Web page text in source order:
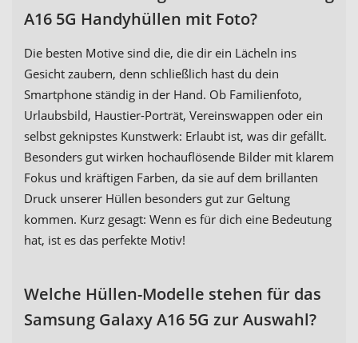
A16 5G Handyhüllen mit Foto?
Die besten Motive sind die, die dir ein Lächeln ins
Gesicht zaubern, denn schließlich hast du dein
Smartphone ständig in der Hand. Ob Familienfoto,
Urlaubsbild, Haustier-Porträt, Vereinswappen oder ein
selbst geknipstes Kunstwerk: Erlaubt ist, was dir gefällt.
Besonders gut wirken hochauflösende Bilder mit klarem
Fokus und kräftigen Farben, da sie auf dem brillanten
Druck unserer Hüllen besonders gut zur Geltung
kommen. Kurz gesagt: Wenn es für dich eine Bedeutung
hat, ist es das perfekte Motiv!
Welche Hüllen-Modelle stehen für das
Samsung Galaxy A16 5G zur Auswahl?